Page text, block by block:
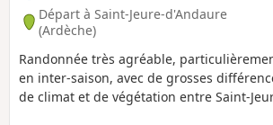
Départ à Saint-Jeure-d'Andaure
(Ardèche)
Randonnée très agréable,
en inter-saison, avec de grosses
de climat et de végétation entre Saint-